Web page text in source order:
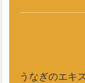
うなぎのエキ